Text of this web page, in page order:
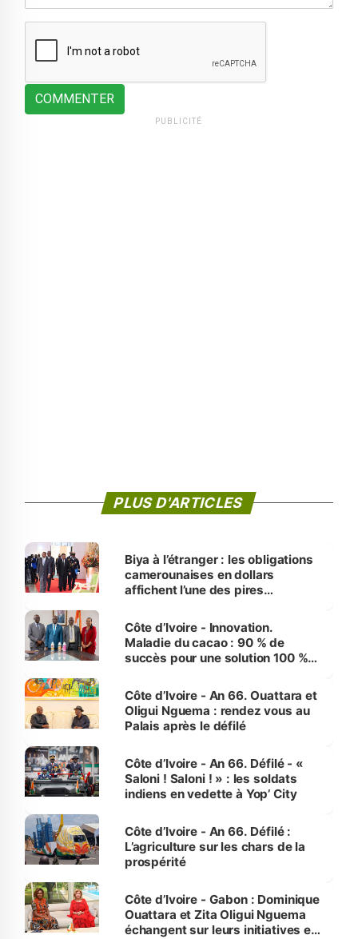
COMMENTER
PUBLICITÉ
PLUS D'ARTICLES
Biya à l’étranger : les obligations
camerounaises en dollars
affichent l’une des pires
Côte d’Ivoire - Innovation.
Maladie du cacao : 90 % de
succès pour une solution 100 %
Côte d’Ivoire - An 66. Ouattara et
Oligui Nguema : rendez vous au
Palais après le défilé
Côte d’Ivoire - An 66. Défilé - «
Saloni ! Saloni ! » : les soldats
indiens en vedette à Yop’ City
Côte d’Ivoire - An 66. Défilé :
L’agriculture sur les chars de la
prospérité
Côte d’Ivoire - Gabon : Dominique
Ouattara et Zita Oligui Nguema
échangent sur leurs initiatives en